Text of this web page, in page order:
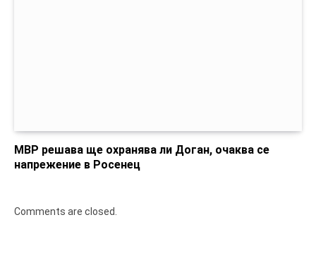
МВР решава ще охранява ли Доган, очаква се
напрежение в Росенец
Comments are closed.